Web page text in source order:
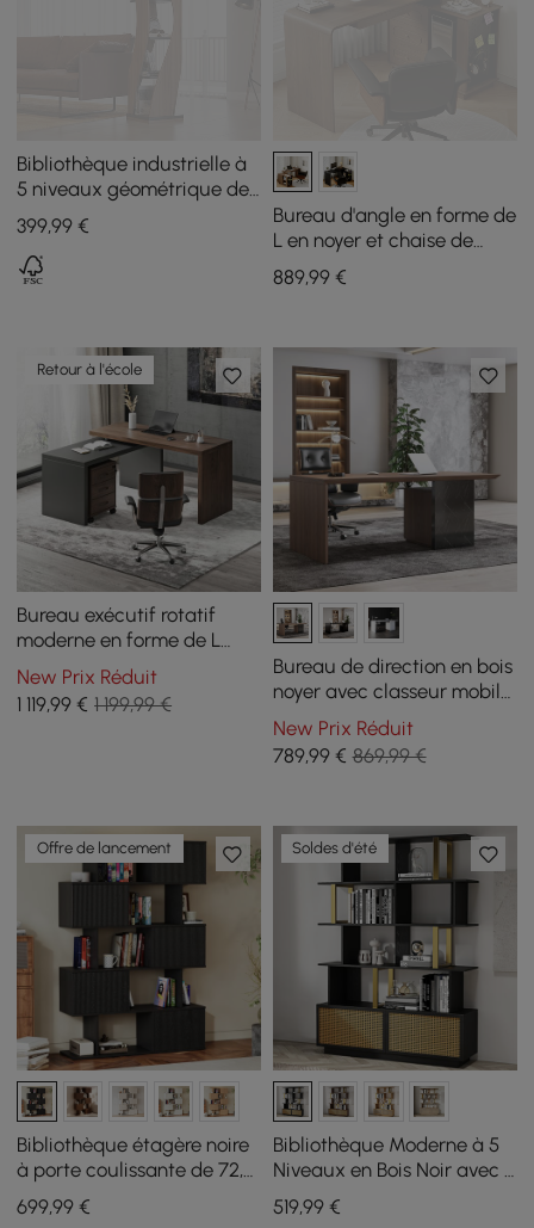
Bibliothèque industrielle à
5 niveaux géométrique de
forme incurvée en noyer et
noir rotatif
399,99 €
Bureau d'angle en forme de
L en noyer et chaise de
bureau en similicuir noir
889,99€
Retour à l'école
Bureau exécutif rotatif
moderne en forme de L
avec classeur mobile (1520
mm)
New Prix Réduit
1 119,99 € 1 199,99 €
Bureau de direction en bois
noyer avec classeur mobile
pour télétravail, 150 cm
New Prix Réduit
789,99€ 869,99 €
Offre de lancement
Bibliothèque étagère noire
à porte coulissante de 72,8
po, 5 étagères, haute
bibliothèque, grand
699,99 €
Soldes d'été
Bibliothèque Moderne à 5
Niveaux en Bois Noir avec 2
Portes et Finition Dorée
519,99€